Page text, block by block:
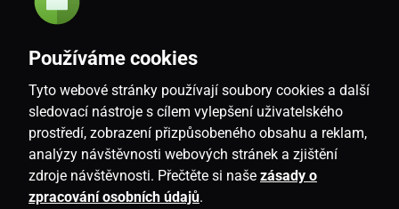
CZ
Používáme cookies
Tyto webové stránky používají soubory cookies a další
sledovací nástroje s cílem vylepšení uživatelského
prostředí, zobrazení přizpůsobeného obsahu a reklam,
analýzy návštěvnosti webových stránek a zjištění
zdroje návštěvnosti. Přečtěte si naše zásady o
zpracování osobních údajů.